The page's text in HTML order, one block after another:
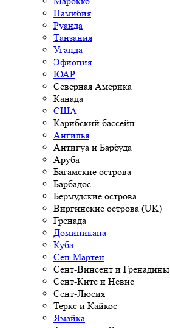
Намибия
Руанда
Танзания
Уганда
Эфиопия
ЮАР
Северная Америка
Канада
США
Карибский бассейн
Ангилья
Антигуа и Барбуда
Аруба
Багамские острова
Барбадос
Бермудские острова
Виргинские острова (UK)
Гренада
Доминикана
Куба
Сен-Мартен
Сент-Винсент и Гренадины
Сент-Китс и Невис
Сент-Люсия
Теркс и Кайкос
Ямайка